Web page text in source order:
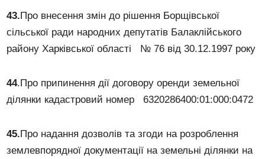
43.Про внесення змін до рішення Борщівської
сільської ради народних депутатів Балаклійського
району Харківської області № 76 від 30.12.1997 року
44.Про припинення дії договору оренди земельної
ділянки кадастровий номер 6320286400:01:000:0472
45.Про надання дозволів та згоди на розроблення
землевпорядної документації на земельні ділянки на